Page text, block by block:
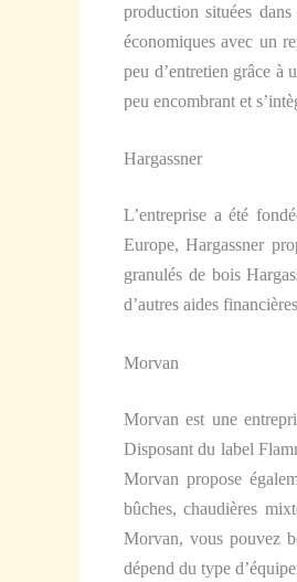
production situées
économiques avec un
peu d’entretien grâce à
peu encombrant et
Hargassner
L’entreprise a été
Europe, Hargassner
granulés de bois
d’autres aides
Morvan
Morvan est une
Disposant du label
Morvan propose
bûches, chaudières
Morvan, vous pouvez
dépend du type